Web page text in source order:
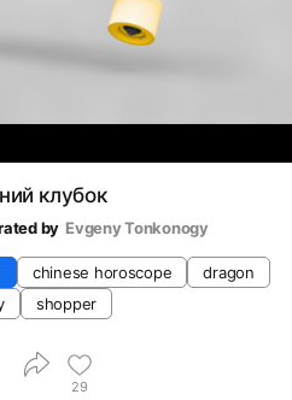
клубок
by Evgeny Tonkonogy
chinese horoscope
dragon
shopper
29